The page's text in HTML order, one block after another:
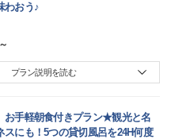
わおう♪
プラン説明を読む
お手軽朝食付きプラン★観光と名
スにも！5つの貸切風呂を24H何度